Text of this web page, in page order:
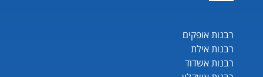
רבנות אופקים
רבנות אילת
רבנות אשדוד